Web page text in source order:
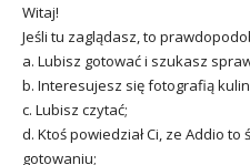
Witaj!
Jeśli tu zaglądasz, to
a. Lubisz gotować i szukasz
b. Interesujesz się fotografią
c. Lubisz czytać;
d. Ktoś powiedział Ci, ze Addio
gotowaniu;